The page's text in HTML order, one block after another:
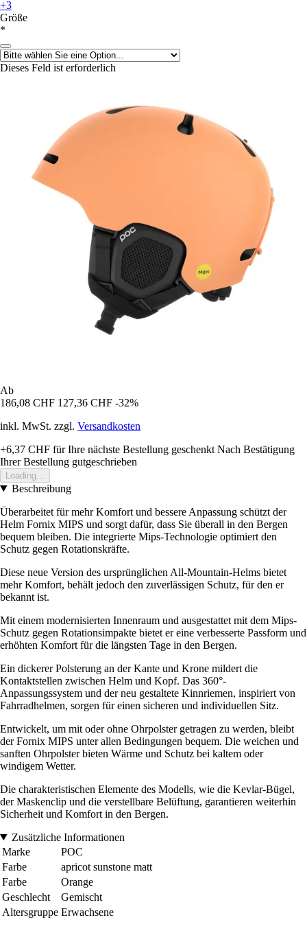
+3
Größe
*
Dieses Feld ist erforderlich
Ab
186,08 CHF 127,36 CHF -32%
inkl. MwSt. zzgl. Versandkosten
+6,37 CHF für Ihre nächste Bestellung geschenkt Nach Bestätigung
Ihrer Bestellung gutgeschrieben
Loading...
Beschreibung
Überarbeitet für mehr Komfort und bessere Anpassung schützt der
Helm Fornix MIPS und sorgt dafür, dass Sie überall in den Bergen
bequem bleiben. Die integrierte Mips-Technologie optimiert den
Schutz gegen Rotationskräfte.
Diese neue Version des ursprünglichen All-Mountain-Helms bietet
mehr Komfort, behält jedoch den zuverlässigen Schutz, für den er
bekannt ist.
Mit einem modernisierten Innenraum und ausgestattet mit dem Mips-
Schutz gegen Rotationsimpakte bietet er eine verbesserte Passform und
erhöhten Komfort für die längsten Tage in den Bergen.
Ein dickerer Polsterung an der Kante und Krone mildert die
Kontaktstellen zwischen Helm und Kopf. Das 360°-
Anpassungssystem und der neu gestaltete Kinnriemen, inspiriert von
Fahrradhelmen, sorgen für einen sicheren und individuellen Sitz.
Entwickelt, um mit oder ohne Ohrpolster getragen zu werden, bleibt
der Fornix MIPS unter allen Bedingungen bequem. Die weichen und
sanften Ohrpolster bieten Wärme und Schutz bei kaltem oder
windigem Wetter.
Die charakteristischen Elemente des Modells, wie die Kevlar-Bügel,
der Maskenclip und die verstellbare Belüftung, garantieren weiterhin
Sicherheit und Komfort in den Bergen.
Zusätzliche Informationen
Marke
POC
Farbe
apricot sunstone matt
Farbe
Orange
Geschlecht
Gemischt
Altersgruppe Erwachsene